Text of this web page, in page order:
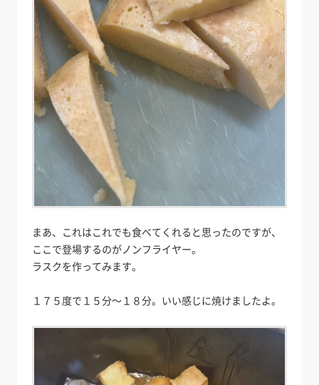
まあ、これはこれでも食べてくれると思ったのですが、
ここで登場するのがノンフライヤー。
ラスクを作ってみます。
１７５度で１５分～１８分。いい感じに焼けましたよ。